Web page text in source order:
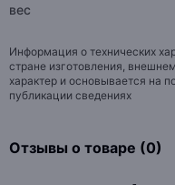
вес
Информация о технических
стране изготовления,
характер и основывается на
публикации сведениях
Отзывы о товаре (0)